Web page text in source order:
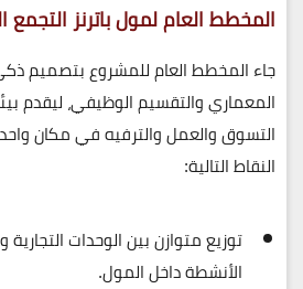
المخطط العام لمول باترنز
جاء المخطط العام للمشروع بتصميم
المعماري والتقسيم الوظيفي، ليقدم
التسوق والعمل والترفيهفي مكان
النقاط التالية:
توزيع متوازنبين الوحدات التجارية
الأنشطة داخل المول.